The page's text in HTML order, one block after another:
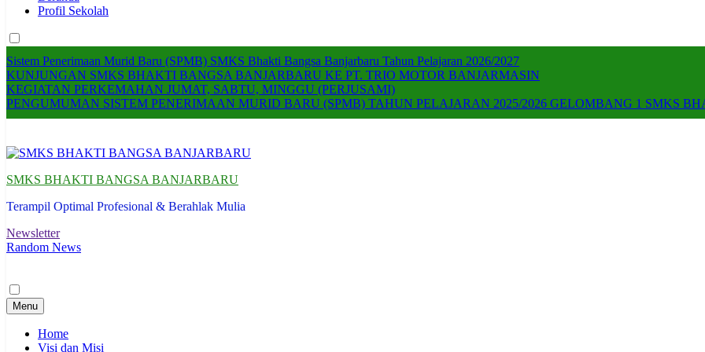
Profil Sekolah
Sistem Penerimaan Murid Baru (SPMB) SMKS Bhakti Bangsa Banjarbaru Tahun Pelajaran 2026/2027
KUNJUNGAN SMKS BHAKTI BANGSA BANJARBARU KE PT. TRIO MOTOR BANJARMASIN
KEGIATAN PERKEMAHAN JUMAT, SABTU, MINGGU (PERJUSAMI)
PENGUMUMAN SISTEM PENERIMAAN MURID BARU (SPMB) TAHUN PELAJARAN 2025/2026 GELOMBANG 1 SMKS
SMKS BHAKTI BANGSA BANJARBARU
Terampil Optimal Profesional & Berahlak Mulia
Newsletter
Random News
Menu
Home
Visi dan Misi